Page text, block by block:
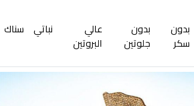
بدون
سكر
بدون
جلوتين
عالي
البروتين
نباتي سناك